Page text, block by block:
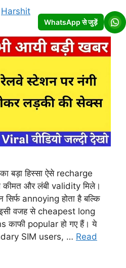
Harshit
बड़ा हिस्सा ऐसे recharge
कीमत और लंबी validity मिले।
सिर्फ annoying होता है बल्कि
इसी वजह से cheapest long
popular हो गए हैं। ये
SIM users, … Read
WhatsApp से जुड़ें